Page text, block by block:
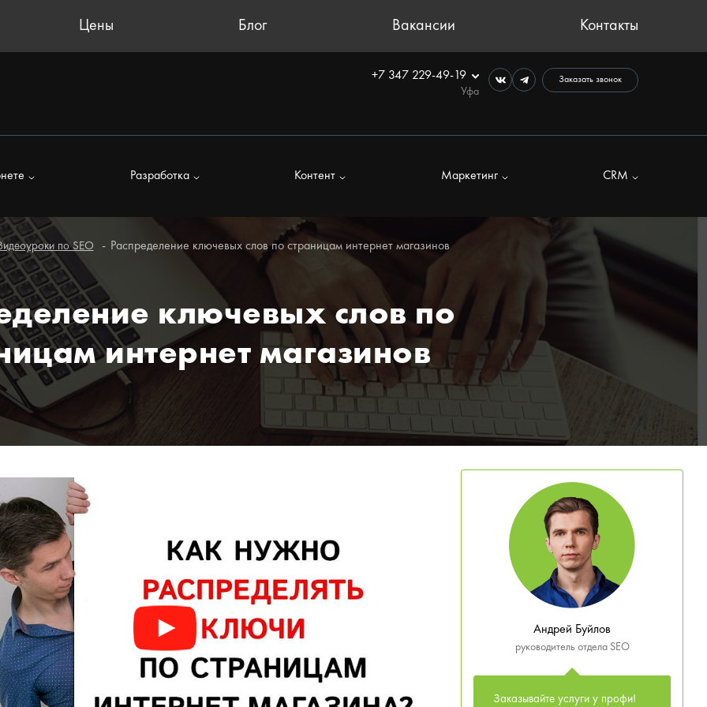
Цены Блог Вакансии Контакты
+7 347 229-49-19
Уфа
Заказать звонок
Разработка Контент Маркетинг CRM
по SEO Распределение ключевых слов по страницам интернет магазинов
ключевых слов по
интернет магазинов
Андрей Буйлов
руководитель отдела SEO
Заказывайте услуги у профи!